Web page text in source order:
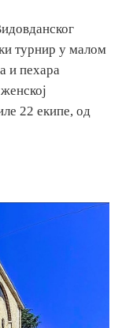
турнир у малом
и пехара
22 екипе, од